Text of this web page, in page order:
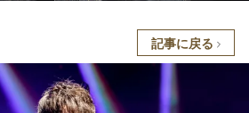
記事に戻る